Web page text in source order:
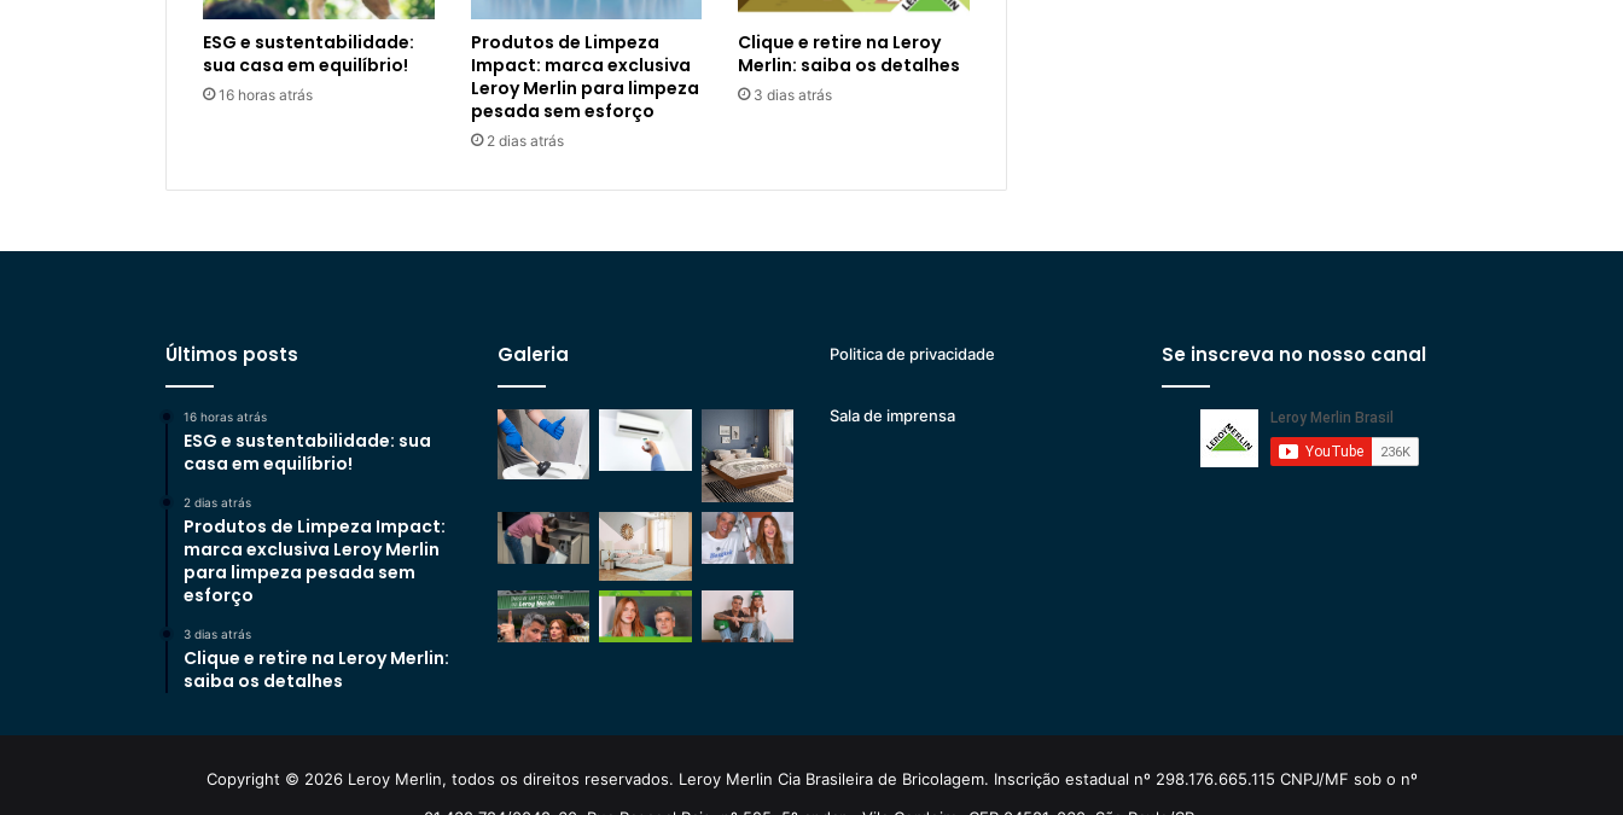
ESG e sustentabilidade:
sua casa em equilíbrio!
16 horas atrás
Produtos de Limpeza
Impact: marca exclusiva
Leroy Merlin para limpeza
pesada sem esforço
2 dias atrás
Clique e retire na Leroy
Merlin: saiba os detalhes
3 dias atrás
Últimos posts
16 horas atrás
ESG e sustentabilidade: sua
casa em equilíbrio!
2 dias atrás
Produtos de Limpeza Impact:
marca exclusiva Leroy Merlin
para limpeza pesada sem
esforço
3 dias atrás
Clique e retire na Leroy Merlin:
saiba os detalhes
Galeria Politica de privacidade
Sala de imprensa
Se inscreva no nosso canal
Copyright © 2026 Leroy Merlin, todos os direitos reservados. Leroy Merlin Cia Brasileira de Bricolagem. Inscrição estadual nº 298.176.665.115 CNPJ/MF sob o nº